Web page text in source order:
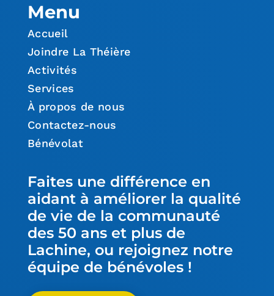
Menu
Accueil
Joindre La Théière
Activités
Services
À propos de nous
Contactez-nous
Bénévolat
Faites une différence en
aidant à améliorer la qualité
de vie de la communauté
des 50 ans et plus de
Lachine, ou rejoignez notre
équipe de bénévoles !